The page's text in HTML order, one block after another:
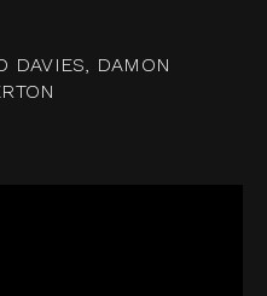
DAVIES, DAMON